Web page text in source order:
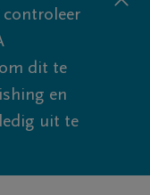
controleer
dit te
en
uit te